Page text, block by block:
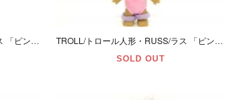
TROLL/トロール人形・RUSS/ラス 「ピンクパープル/Ｍ/フィットネス」 TROLL/トロール人形・RUSS/ラス 「ピンク/Ｍ/フィットネス」
SOLD OUT